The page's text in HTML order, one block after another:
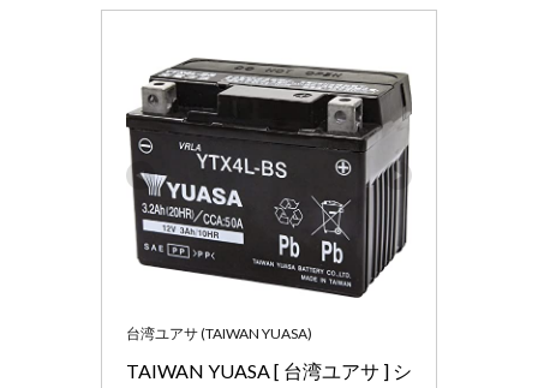
台湾ユアサ (TAIWAN YUASA)
TAIWAN YUASA [ 台湾ユアサ ] シ